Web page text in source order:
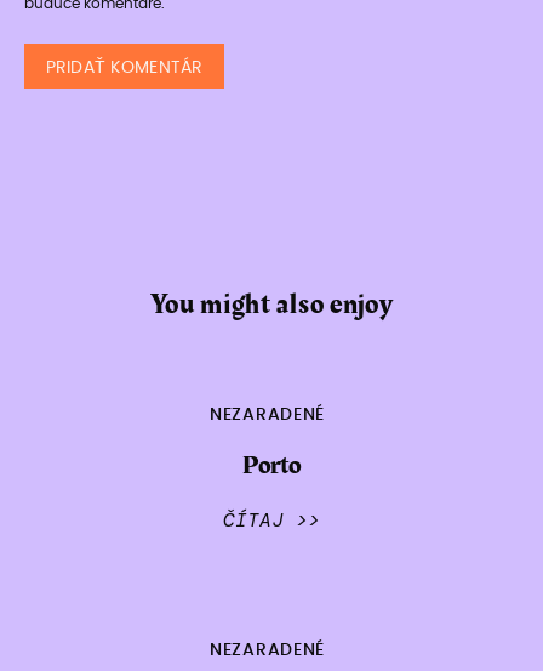
budúce komentáre.
You might also enjoy
NEZARADENÉ
Porto
ČÍTAJ >>
NEZARADENÉ